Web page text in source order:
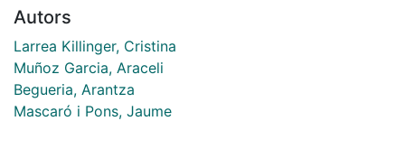
Autors
Larrea Killinger, Cristina
Muñoz Garcia, Araceli
Begueria, Arantza
Mascaró i Pons, Jaume